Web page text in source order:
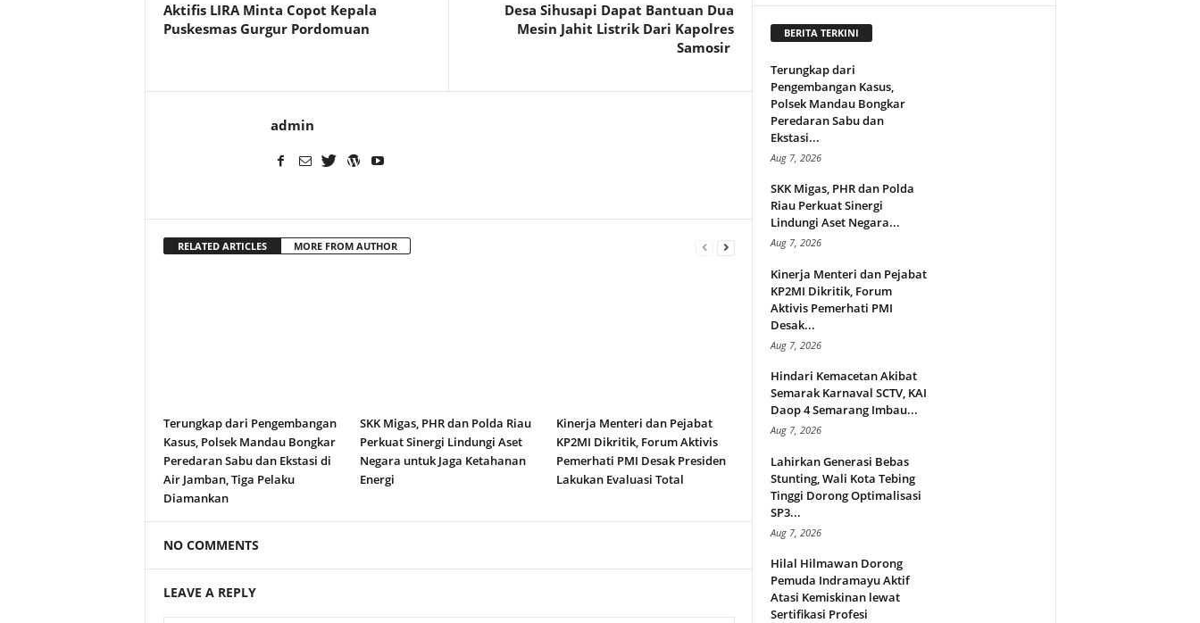
Aktifis LIRA Minta Copot Kepala
Puskesmas Gurgur Pordomuan
Desa Sihusapi Dapat Bantuan Dua
Mesin Jahit Listrik Dari Kapolres
Samosir
admin
RELATED ARTICLES MORE FROM AUTHOR
Terungkap dari Pengembangan
Kasus, Polsek Mandau Bongkar
Peredaran Sabu dan Ekstasi di
Air Jamban, Tiga Pelaku
Diamankan
SKK Migas, PHR dan Polda Riau
Perkuat Sinergi Lindungi Aset
Negara untuk Jaga Ketahanan
Energi
Kinerja Menteri dan Pejabat
KP2MI Dikritik, Forum Aktivis
Pemerhati PMI Desak Presiden
Lakukan Evaluasi Total
NO COMMENTS
LEAVE A REPLY
BERITA TERKINI
Terungkap dari
Pengembangan Kasus,
Polsek Mandau Bongkar
Peredaran Sabu dan
Ekstasi...
Aug 7, 2026
SKK Migas, PHR dan Polda
Riau Perkuat Sinergi
Lindungi Aset Negara...
Aug 7, 2026
Kinerja Menteri dan Pejabat
KP2MI Dikritik, Forum
Aktivis Pemerhati PMI
Desak...
Aug 7, 2026
Hindari Kemacetan Akibat
Semarak Karnaval SCTV, KAI
Daop 4 Semarang Imbau...
Aug 7, 2026
Lahirkan Generasi Bebas
Stunting, Wali Kota Tebing
Tinggi Dorong Optimalisasi
SP3...
Aug 7, 2026
Hilal Hilmawan Dorong
Pemuda Indramayu Aktif
Atasi Kemiskinan lewat
Sertifikasi Profesi